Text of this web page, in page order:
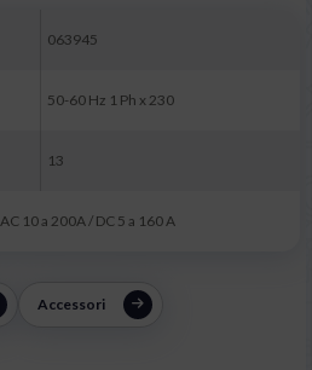
063945
50-60 Hz 1 Ph x 230
13
AC 10 a 200A / DC 5 a 160 A
Accessori